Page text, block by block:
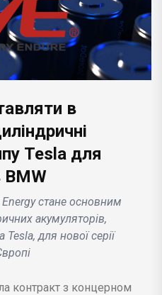
в
Tesla для
BMW
стане основним
акумуляторів,
для нової серії
контракт з концерном